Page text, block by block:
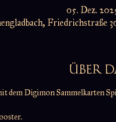
05. Dez.
Friedrichstraße
ÜBER
dem Digimon Sammelkarten